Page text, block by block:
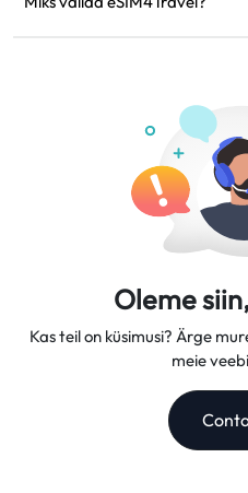
Oleme
Kas teil on küsimusi? Ärge
meie